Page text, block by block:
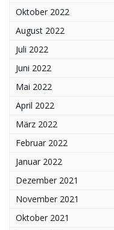
Oktober 2022
August 2022
Juli 2022
Juni 2022
Mai 2022
April 2022
März 2022
Februar 2022
Januar 2022
Dezember 2021
November 2021
Oktober 2021